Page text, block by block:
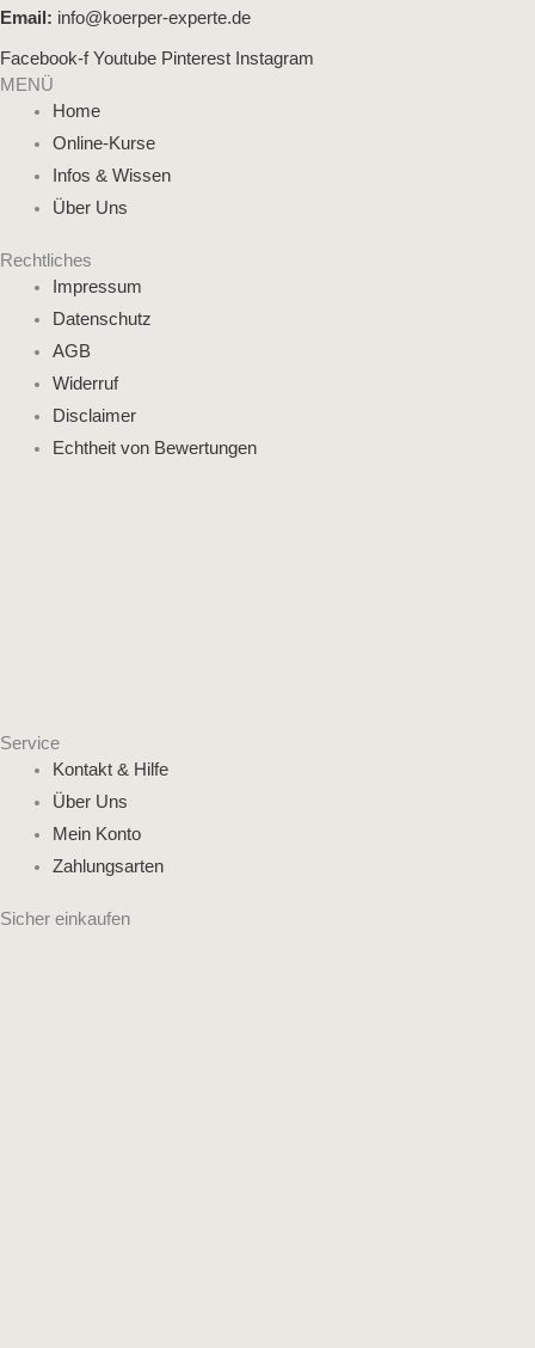
Email: info@koerper-experte.de
Facebook-f Youtube Pinterest Instagram
MENÜ
Home
Online-Kurse
Infos & Wissen
Über Uns
Rechtliches
Impressum
Datenschutz
AGB
Widerruf
Disclaimer
Echtheit von Bewertungen
Service
Kontakt & Hilfe
Über Uns
Mein Konto
Zahlungsarten
Sicher einkaufen